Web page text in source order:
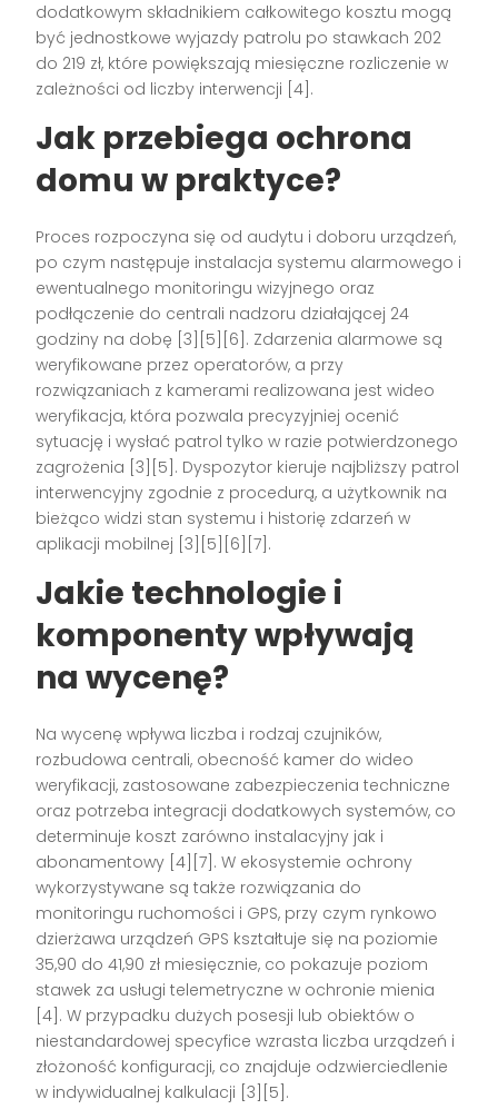
dodatkowym składnikiem całkowitego kosztu mogą
być jednostkowe wyjazdy patrolu po stawkach 202
do 219 zł, które powiększają miesięczne rozliczenie w
zależności od liczby interwencji [4].
Jak przebiega ochrona
domu w praktyce?
Proces rozpoczyna się od audytu i doboru urządzeń,
po czym następuje instalacja systemu alarmowego i
ewentualnego monitoringu wizyjnego oraz
podłączenie do centrali nadzoru działającej 24
godziny na dobę [3][5][6]. Zdarzenia alarmowe są
weryfikowane przez operatorów, a przy
rozwiązaniach z kamerami realizowana jest wideo
weryfikacja, która pozwala precyzyjniej ocenić
sytuację i wysłać patrol tylko w razie potwierdzonego
zagrożenia [3][5]. Dyspozytor kieruje najbliższy patrol
interwencyjny zgodnie z procedurą, a użytkownik na
bieżąco widzi stan systemu i historię zdarzeń w
aplikacji mobilnej [3][5][6][7].
Jakie technologie i
komponenty wpływają
na wycenę?
Na wycenę wpływa liczba i rodzaj czujników,
rozbudowa centrali, obecność kamer do wideo
weryfikacji, zastosowane zabezpieczenia techniczne
oraz potrzeba integracji dodatkowych systemów, co
determinuje koszt zarówno instalacyjny jak i
abonamentowy [4][7]. W ekosystemie ochrony
wykorzystywane są także rozwiązania do
monitoringu ruchomości i GPS, przy czym rynkowo
dzierżawa urządzeń GPS kształtuje się na poziomie
35,90 do 41,90 zł miesięcznie, co pokazuje poziom
stawek za usługi telemetryczne w ochronie mienia
[4]. W przypadku dużych posesji lub obiektów o
niestandardowej specyfice wzrasta liczba urządzeń i
złożoność konfiguracji, co znajduje odzwierciedlenie
w indywidualnej kalkulacji [3][5].